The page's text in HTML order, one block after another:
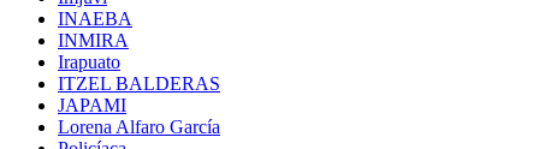
INAEBA
INMIRA
Irapuato
ITZEL BALDERAS
JAPAMI
Lorena Alfaro García